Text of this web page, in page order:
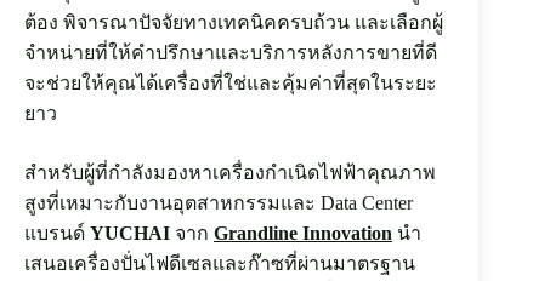
ต้อง พิจารณาปัจจัยทางเทคนิคครบถ้วน และเลือกผู้
จำหน่ายที่ให้คำปรึกษาและบริการหลังการขายที่ดี
จะช่วยให้คุณได้เครื่องที่ใช่และคุ้มค่าที่สุดในระยะ
ยาว
สำหรับผู้ที่กำลังมองหาเครื่องกำเนิดไฟฟ้าคุณภาพ
สูงที่เหมาะกับงานอุตสาหกรรมและ Data Center
แบรนด์ YUCHAI จาก Grandline Innovation นำ
เสนอเครื่องปั่นไฟดีเซลและก๊าซที่ผ่านมาตรฐาน